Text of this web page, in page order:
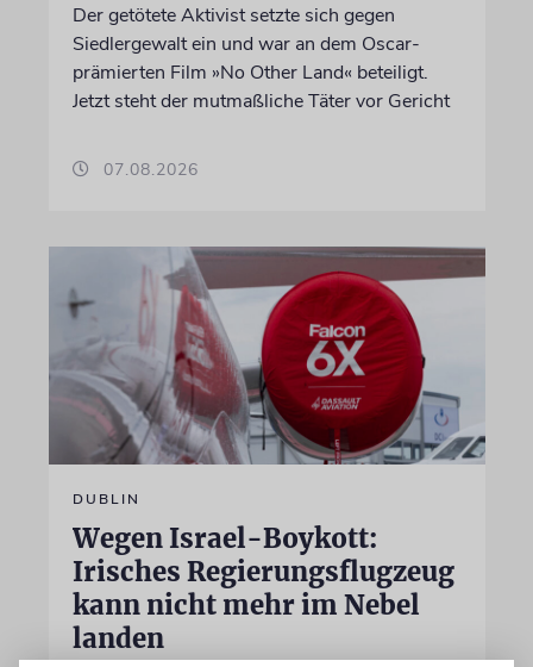
Der getötete Aktivist setzte sich gegen
Siedlergewalt ein und war an dem Oscar-
prämierten Film »No Other Land« beteiligt.
Jetzt steht der mutmaßliche Täter vor Gericht
07.08.2026
DUBLIN
Wegen Israel-Boykott:
Irisches Regierungsflugzeug
kann nicht mehr im Nebel
landen